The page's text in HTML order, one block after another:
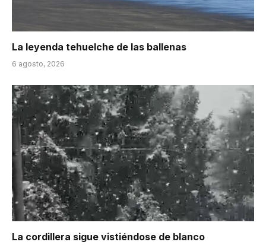
La leyenda tehuelche de las ballenas
6 agosto, 2026
La cordillera sigue vistiéndose de blanco